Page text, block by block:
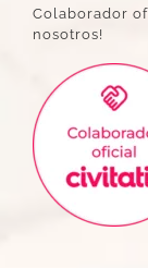
Colaborador
nosotros!